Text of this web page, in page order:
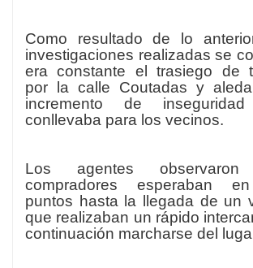
Como resultado de lo
investigaciones realizadas se
era constante el trasiego de
por la calle Coutadas y
incremento de
conllevaba para los vecinos.
Los agentes
compradores esperaban
puntos hasta la llegada de un
que realizaban un rápido
continuación marcharse del